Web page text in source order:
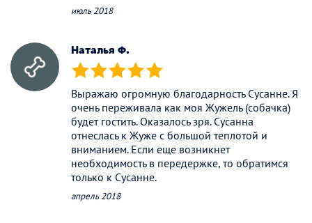
июль 2018
Наталья Ф.
(*) (*) (*) (*) (*)
Выражаю огромную благодарность Сусанне. Я
очень переживала как моя Жужель (собачка)
будет гостить. Оказалось зря. Сусанна
отнеслась к Жуже с большой теплотой и
вниманием. Если еще возникнет
необходимость в передержке, то обратимся
только к Сусанне.
апрель 2018